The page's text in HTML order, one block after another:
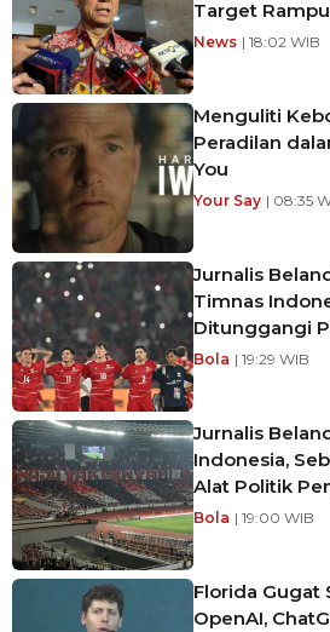
Target
News | 18:02 WIB
Menguliti
Peradilan
You
Your Say | 08:35
Jurnalis
Timnas
Ditunggangi
Bola | 19:29 WIB
Jurnalis
Indonesia,
Alat Politik
Bola | 19:00 WIB
Florida Gugat
OpenAI,